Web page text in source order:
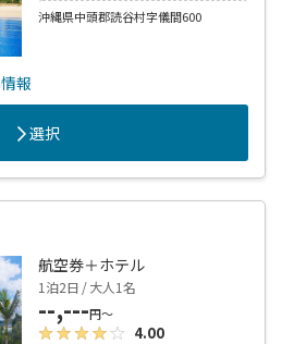
沖縄県中頭郡読谷村字儀間600
情報
選択
航空券＋ホテル
1泊2日 / 大人1名
--,---円～
4.00